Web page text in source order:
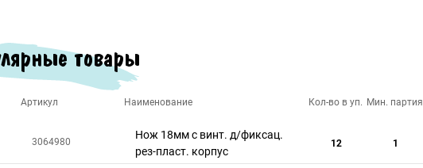
товары
Артикул Наименование Кол-во в уп. Мин. партия
3064980
Нож 18мм с винт. д/фиксац.
рез-пласт. корпус
12 1